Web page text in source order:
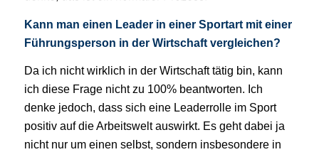
Kann man einen Leader in einer Sportart mit einer
Führungsperson in der Wirtschaft vergleichen?
Da ich nicht wirklich in der Wirtschaft tätig bin, kann
ich diese Frage nicht zu 100% beantworten. Ich
denke jedoch, dass sich eine Leaderrolle im Sport
positiv auf die Arbeitswelt auswirkt. Es geht dabei ja
nicht nur um einen selbst, sondern insbesondere in